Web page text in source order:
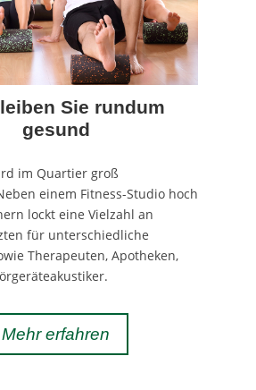
Sie rundum
gesund
im Quartier groß
einem Fitness-Studio hoch
lockt eine Vielzahl an
für unterschiedliche
Therapeuten, Apotheken,
Mehr erfahren